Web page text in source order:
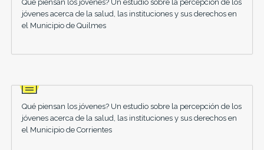
Qué piensan los jóvenes? Un estudio sobre la percepción de los
jóvenes acerca de la salud, las instituciones y sus derechos en
el Municipio de Quilmes
Qué piensan los jóvenes? Un estudio sobre la percepción de los
jóvenes acerca de la salud, las instituciones y sus derechos en
el Municipio de Corrientes